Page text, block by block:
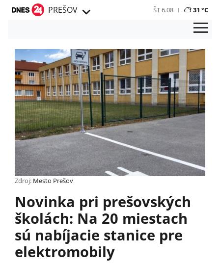
PREŠOV ŠT 6.08 31 °C
Zdroj: Mesto Prešov
Novinka pri prešovských
školách: Na 20 miestach
sú nabíjacie stanice pre
elektromobily